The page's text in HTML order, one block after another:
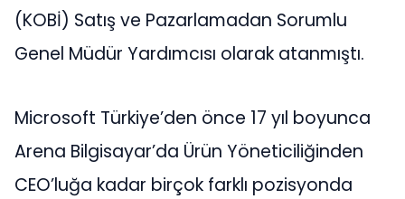
(KOBİ) Satış ve Pazarlamadan Sorumlu
Genel Müdür Yardımcısı olarak atanmıştı.
Microsoft Türkiye’den önce 17 yıl boyunca
Arena Bilgisayar’da Ürün Yöneticiliğinden
CEO’luğa kadar birçok farklı pozisyonda